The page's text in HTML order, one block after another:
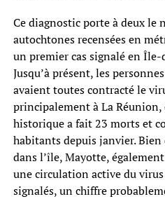
Ce diagnostic porte à deux
autochtones recensées en
un premier cas signalé en Île-
Jusqu’à présent, les
avaient toutes contracté le
principalement à La
historique a fait 23 morts et
habitants depuis janvier.
dans l’île, Mayotte,
une circulation active du virus
signalés, un chiffre